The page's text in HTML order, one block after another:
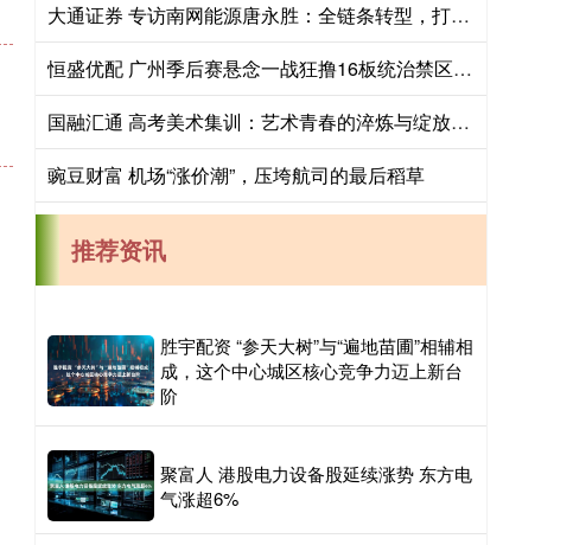
大通证券 专访南网能源唐永胜：全链条转型，打开能源低碳发展新赛道
恒盛优配 广州季后赛悬念一战狂撸16板统治禁区 徐昕压制福建核心大外援
国融汇通 高考美术集训：艺术青春的淬炼与绽放_训练_模拟_素描
豌豆财富 机场“涨价潮”，压垮航司的最后稻草
推荐资讯
胜宇配资 “参天大树”与“遍地苗圃”相辅相
成，这个中心城区核心竞争力迈上新台
阶
聚富人 港股电力设备股延续涨势 东方电
气涨超6%